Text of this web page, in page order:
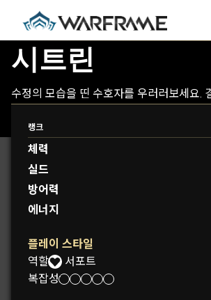
시트린
수정의 모습을 띤 수호자를 우러러보세요.
지는 그녀의 미는 전투를 거쳐도 더욱 아름
랭크
체력
실드
방어력
에너지
플레이 스타일
역할:
서포트
복잡성: